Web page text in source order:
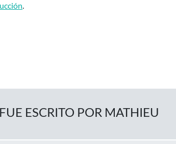
.
ESCRITO POR MATHIEU